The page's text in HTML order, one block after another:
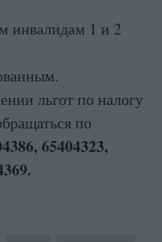
инвалидам 1 и 2
льгот по налогу
по
65404323,